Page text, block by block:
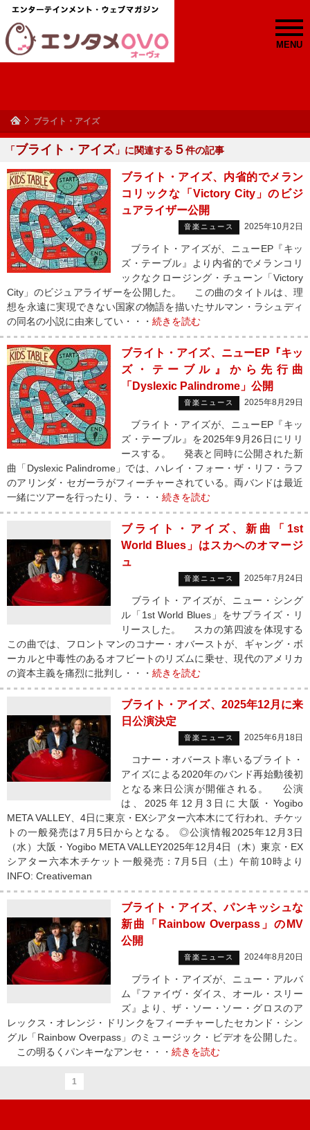
MENU
ブライト・アイズ
「ブライト・アイズ 」に関連する ５件の記事
ブライト・アイズ、内省的でメラン
コリックな「Victory City」のビジ
ュアライザー公開
音楽ニュース 2025年10月2日
ブライト・アイズが、ニューEP『キッ
ズ・テーブル』より内省的でメランコリ
ックなクロージング・チューン「Victory
City」のビジュアライザーを公開した。 この曲のタイトルは、理
想を永遠に実現できない国家の物語を描いたサルマン・ラシュディ
の同名の小説に由来してい・・・ 続きを読む
ブライト・アイズ、ニューEP『キッ
ズ・テーブル』から先行曲
「Dyslexic Palindrome」公開
音楽ニュース 2025年8月29日
ブライト・アイズが、ニューEP『キッ
ズ・テーブル』を2025年9月26日にリリ
ースする。 発表と同時に公開された新
曲「Dyslexic Palindrome」では、ハレイ・フォー・ザ・リフ・ラフ
のアリンダ・セガーラがフィーチャーされている。両バンドは最近
一緒にツアーを行ったり、ラ・・・ 続きを読む
ブライト・アイズ、新曲「1st
World Blues」はスカへのオマージ
ュ
音楽ニュース 2025年7月24日
ブライト・アイズが、ニュー・シング
ル「1st World Blues」をサプライズ・リ
リースした。 スカの第四波を体現する
この曲では、フロントマンのコナー・オバーストが、ギャング・ボ
ーカルと中毒性のあるオフビートのリズムに乗せ、現代のアメリカ
の資本主義を痛烈に批判し・・・ 続きを読む
ブライト・アイズ、2025年12月に来
日公演決定
音楽ニュース 2025年6月18日
コナー・オバースト率いるブライト・
アイズによる2020年のバンド再始動後初
となる来日公演が開催される。 公演
は、2025年12月3日に大阪・Yogibo
META VALLEY、4日に東京・EXシアター六本木にて行われ、チケッ
トの一般発売は7月5日からとなる。 ◎公演情報2025年12月3日
（水）大阪・Yogibo META VALLEY2025年12月4日（木）東京・EX
シアター六本木チケット一般発売：7月5日（土）午前10時より
INFO: Creativeman
ブライト・アイズ、パンキッシュな
新曲「Rainbow Overpass」のMV
公開
音楽ニュース 2024年8月20日
ブライト・アイズが、ニュー・アルバ
ム『ファイヴ・ダイス、オール・スリー
ズ』より、ザ・ソー・ソー・グロスのア
レックス・オレンジ・ドリンクをフィーチャーしたセカンド・シン
グル「Rainbow Overpass」のミュージック・ビデオを公開した。
この明るくパンキーなアンセ・・・ 続きを読む
1